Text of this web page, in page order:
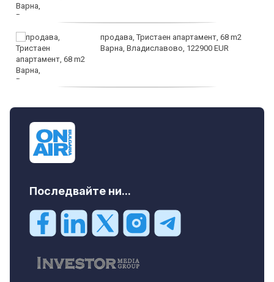
продава, Тристаен апартамент, 68 m2
Варна, Владиславово, 122900 EUR
Последвайте ни...